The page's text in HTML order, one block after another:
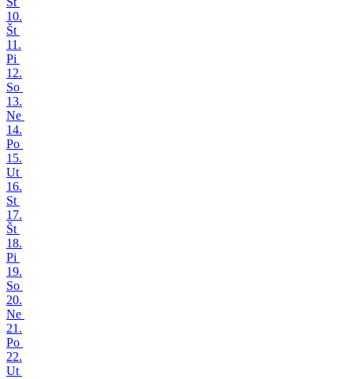
10.
Št
11.
Pi
12.
So
13.
Ne
14.
Po
15.
Ut
16.
St
17.
Št
18.
Pi
19.
So
20.
Ne
21.
Po
22.
Ut